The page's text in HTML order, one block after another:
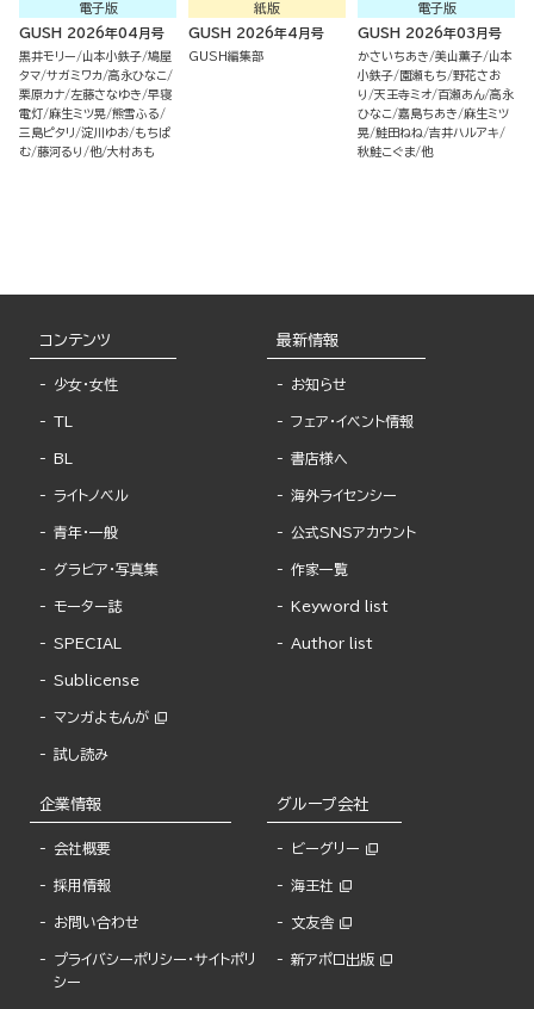
電子版
GUSH 2026年04月号
黒井モリー 山本小鉄子 鳩屋
タマ サガミワカ 高永ひなこ
栗原カナ 左藤さなゆき 早寝
電灯 麻生ミツ晃 熊雪ふる
三島ピタリ
淀川ゆお もちぱ
む 藤河るり 他 大村あも
紙版
GUSH 2026年4月号
GUSH編集部
電子版
GUSH 2026年03月号
かさいちあき 美山薫子 山本
小鉄子 園瀬もち 野花さお
り
天王寺ミオ 百瀬あん 高永
ひなこ 嘉島ちあき
麻生ミツ
晃 鮭田ねね 吉井ハルアキ
秋鮭こぐま 他
コンテンツ
少女・女性
TL
BL
ライトノベル
青年・一般
グラビア・写真集
モーター誌
SPECIAL
Sublicense
マンガよもんが
試し読み
最新情報
お知らせ
フェア・イベント情報
書店様へ
海外ライセンシー
公式SNSアカウント
作家一覧
Keyword list
Author list
企業情報
会社概要
採用情報
お問い合わせ
プライバシーポリシー・サイトポリ
シー
グループ会社
ビーグリー
海王社
文友舎
新アポロ出版